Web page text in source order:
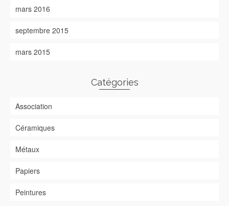
mars 2016
septembre 2015
mars 2015
Catégories
Association
Céramiques
Métaux
Papiers
Peintures